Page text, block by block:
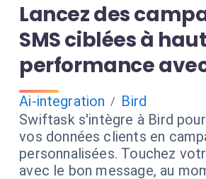
Lancez des
SMS ciblées à
performance
Ai-integration / Bird
Swiftask s'intègre à Bird
vos données clients en
personnalisées. Touchez
avec le bon message, au